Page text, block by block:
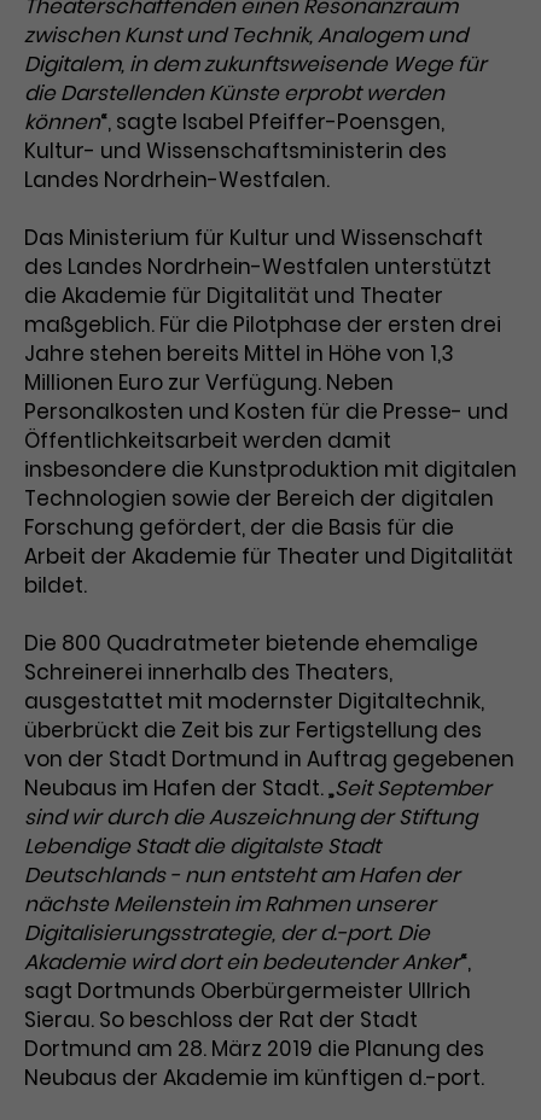
verschiedene Websites hinweg.
Theaterschaffenden einen Resonanzraum
zwischen Kunst und Technik, Analogem und
Digitalem, in dem zukunftsweisende Wege für
die Darstellenden Künste erprobt werden
können“, sagte Isabel Pfeiffer-Poensgen,
Kultur- und Wissenschaftsministerin des
Landes Nordrhein-Westfalen.
Das Ministerium für Kultur und Wissenschaft
des Landes Nordrhein-Westfalen unterstützt
die Akademie für Digitalität und Theater
maßgeblich. Für die Pilotphase der ersten drei
Jahre stehen bereits Mittel in Höhe von 1,3
Millionen Euro zur Verfügung. Neben
Personalkosten und Kosten für die Presse- und
Öffentlichkeitsarbeit werden damit
insbesondere die Kunstproduktion mit digitalen
Technologien sowie der Bereich der digitalen
Forschung gefördert, der die Basis für die
Arbeit der Akademie für Theater und Digitalität
bildet.
Die 800 Quadratmeter bietende ehemalige
Schreinerei innerhalb des Theaters,
ausgestattet mit modernster Digitaltechnik,
überbrückt die Zeit bis zur Fertigstellung des
von der Stadt Dortmund in Auftrag gegebenen
Neubaus im Hafen der Stadt. „Seit September
sind wir durch die Auszeichnung der Stiftung
Lebendige Stadt die digitalste Stadt
Deutschlands - nun entsteht am Hafen der
nächste Meilenstein im Rahmen unserer
Digitalisierungsstrategie, der d.-port. Die
Akademie wird dort ein bedeutender Anker“,
sagt Dortmunds Oberbürgermeister Ullrich
Sierau. So beschloss der Rat der Stadt
Dortmund am 28. März 2019 die Planung des
Neubaus der Akademie im künftigen d.-port.